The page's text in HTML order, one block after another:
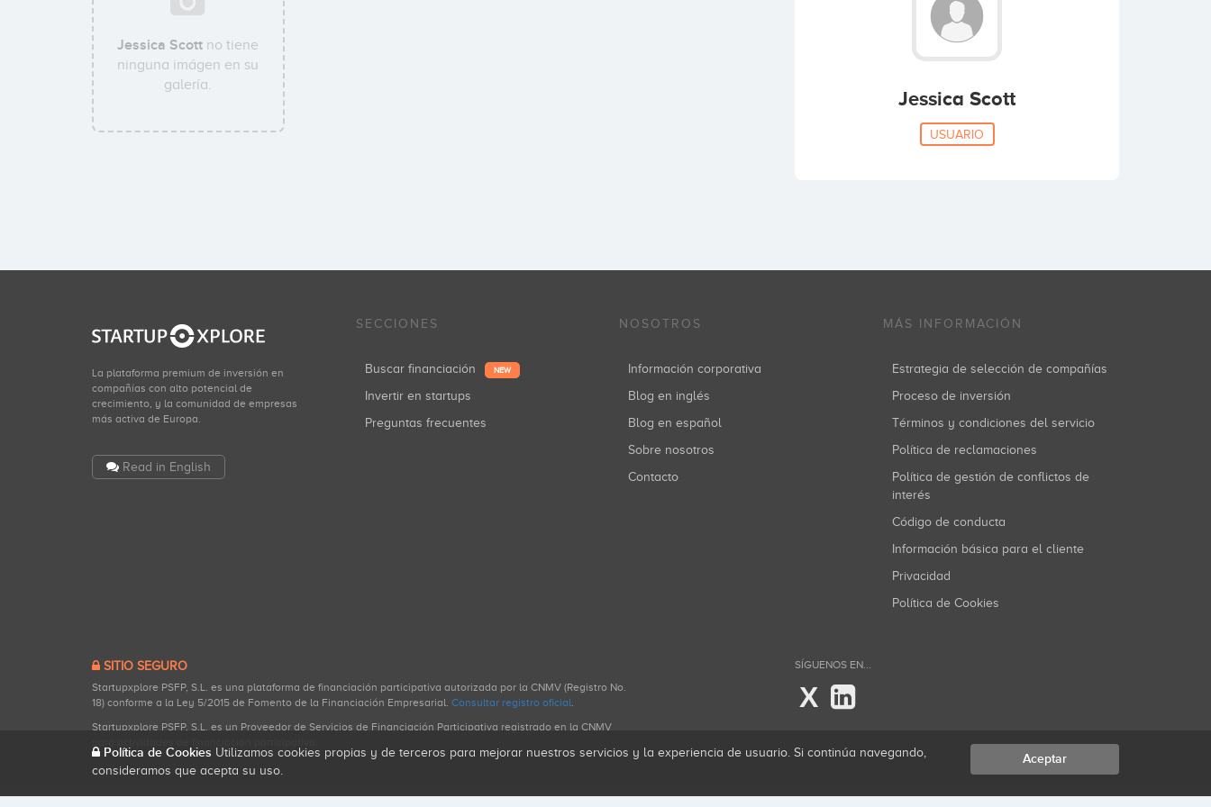
Jessica Scott no tiene
ninguna imágen en su
galería.
Jessica Scott
USUARIO
La plataforma premium de inversión en
compañías con alto potencial de
crecimiento, y la comunidad de empresas
más activa de Europa.
Read in English
SECCIONES
Buscar financiación NEW
Invertir en startups
Preguntas frecuentes
NOSOTROS
Información corporativa
Blog en inglés
Blog en español
Sobre nosotros
Contacto
MÁS INFORMACIÓN
Estrategia de selección de compañías
Proceso de inversión
Términos y condiciones del servicio
Política de reclamaciones
Política de gestión de conflictos de
interés
Código de conducta
Información básica para el cliente
Privacidad
Política de Cookies
SITIO SEGURO
Startupxplore PSFP, S.L. es una plataforma de financiación participativa autorizada por la CNMV (Registro No.
18) conforme a la Ley 5/2015 de Fomento de la Financiación Empresarial. Consultar registro oficial.
Startupxplore PSFP, S.L. es un Proveedor de Servicios de Financiación Participativa registrado en la CNMV
SÍGUENOS EN...
X
Política de Cookies Utilizamos cookies propias y de terceros para mejorar nuestros servicios y la experiencia de usuario. Si continúa navegando,
consideramos que acepta su uso.
Aceptar